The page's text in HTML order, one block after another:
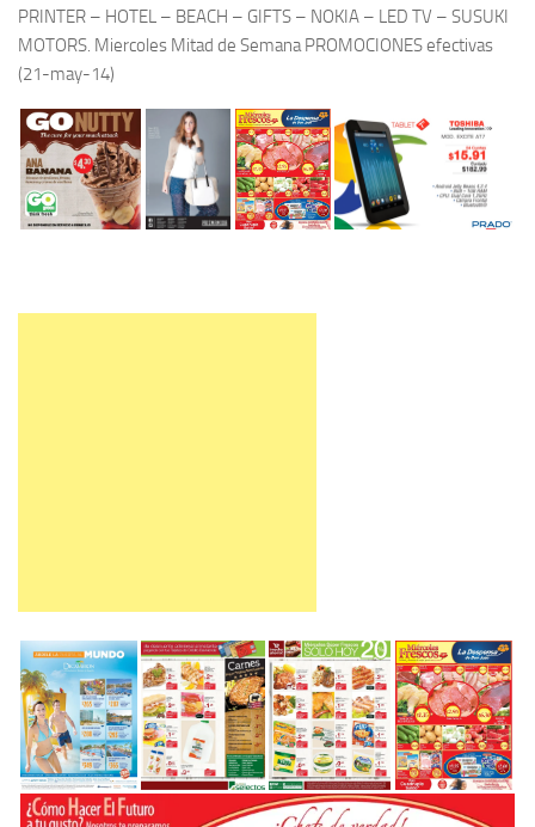
PRINTER – HOTEL – BEACH – GIFTS – NOKIA – LED TV – SUSUKI
MOTORS. Miercoles Mitad de Semana PROMOCIONES efectivas
(21-may-14)